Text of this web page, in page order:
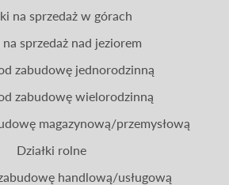
na sprzedaż w górach
na sprzedaż nad jeziorem
zabudowę jednorodzinną
zabudowę wielorodzinną
magazynową/przemysłową
Działki rolne
handlową/usługową